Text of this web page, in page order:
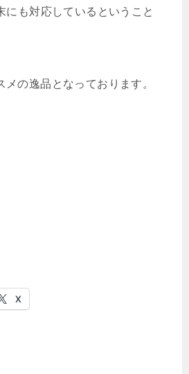
も対応しているということ
の逸品となっております。
X